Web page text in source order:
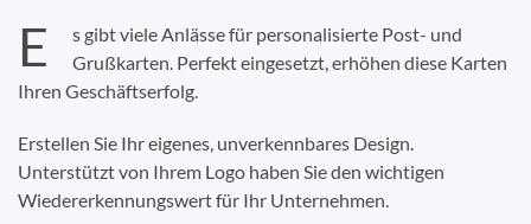
E
s gibt viele Anlässe für personalisierte Post- und
Grußkarten. Perfekt eingesetzt, erhöhen diese Karten
Ihren Geschäftserfolg.
Erstellen Sie Ihr eigenes, unverkennbares Design.
Unterstützt von Ihrem Logo haben Sie den wichtigen
Wiedererkennungswert für Ihr Unternehmen.